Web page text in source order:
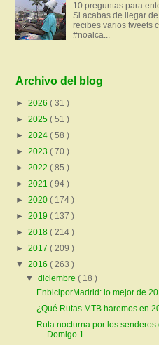
10 preguntas para
Si acabas de llegar
recibes varios tweets
#noalca...
Archivo del blog
► 2026 ( 31 )
► 2025 ( 51 )
► 2024 ( 58 )
► 2023 ( 70 )
► 2022 ( 85 )
► 2021 ( 94 )
► 2020 ( 174 )
► 2019 ( 137 )
► 2018 ( 214 )
► 2017 ( 209 )
▼ 2016 ( 263 )
▼diciembre( 18 )
EnbiciporMadrid: lo mejor de
¿Qué Rutas MTB haremos en
Ruta nocturna por los senderos
Domigo 1...